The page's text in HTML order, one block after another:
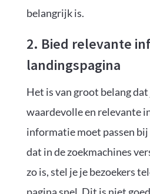
belangrijk is.
2. Bied relevante
landingspagina
Het is van groot belang
waardevolle en relevante
informatie moet passen
dat in de zoekmachines
zo is, stel je je bezoekers